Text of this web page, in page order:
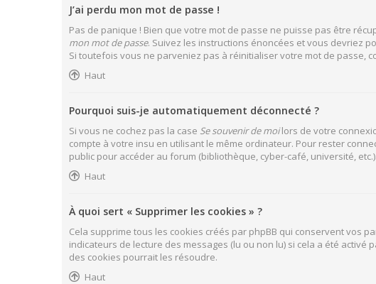
J’ai perdu mon mot de passe !
Pas de panique ! Bien que votre mot de passe ne puisse pas être
mon mot de passe. Suivez les instructions énoncées et vous devriez
Si toutefois vous ne parveniez pas à réinitialiser votre mot de passe,
Haut
Pourquoi suis-je automatiquement déconnecté ?
Si vous ne cochez pas la case Se souvenir de moilors de votre
compte à votre insu en utilisant le même ordinateur. Pour rester
public pour accéder au forum (bibliothèque, cyber-café, université,
Haut
À quoi sert « Supprimer les cookies » ?
Cela supprime tous les cookies créés par phpBB qui conservent vos
indicateurs de lecture des messages (lu ou non lu) si cela a été
des cookies pourrait les résoudre.
Haut